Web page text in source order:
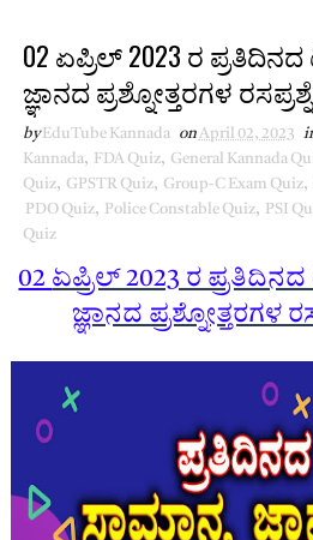
02 ಏಪ್ರಿಲ್ 2023 ರ
ಜ್ಞಾನದ ಪ್ರಶ್ನೋತ್ತರಗಳ
byEduTube Kannada onApril 02, 2023
Kannada, FDA Quiz, General Kannada
Quiz, GPSTR Quiz, Group-C Exam Quiz,
PDO Quiz, Police Constable Quiz, PSI
Quiz
02 ಏಪ್ರಿಲ್ 2023 ರ
ಜ್ಞಾನದ ಪ್ರಶ್ನೋತ್ತರಗಳ